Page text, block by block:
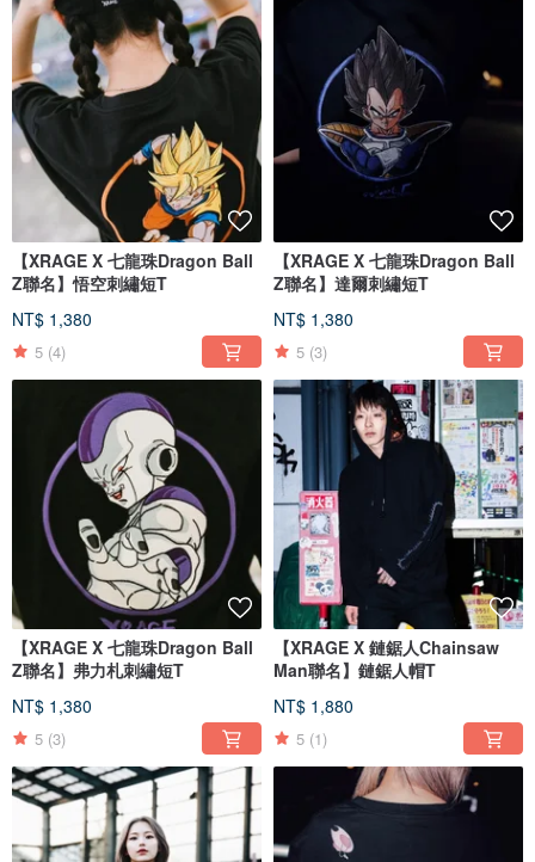
【XRAGE X 七龍珠Dragon Ball
Z聯名】悟空刺繡短T
NT$ 1,380
5 (4)
【XRAGE X 七龍珠Dragon Ball
Z聯名】達爾刺繡短T
NT$ 1,380
5 (3)
【XRAGE X 七龍珠Dragon Ball
Z聯名】弗力札刺繡短T
NT$ 1,380
5 (3)
【XRAGE X 鏈鋸人Chainsaw
Man聯名】鏈鋸人帽T
NT$ 1,880
5 (1)